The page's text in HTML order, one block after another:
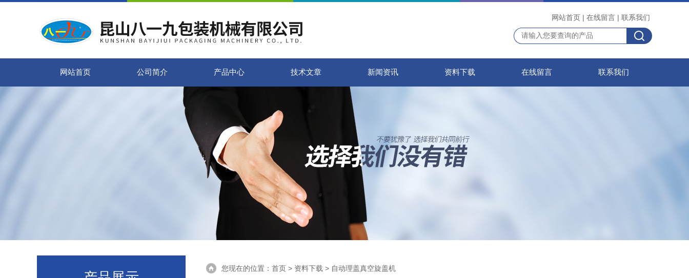
网站首页 | 在线留言 | 联系我们
网站首页 公司简介 产品中心 技术文章 新闻资讯 资料下载 在线留言 联系我们
您现在的位置： 首页 > 资料下载 > 自动理盖真空旋盖机